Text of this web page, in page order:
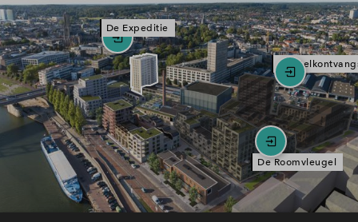
De
De Expeditie
De Roomvleugel